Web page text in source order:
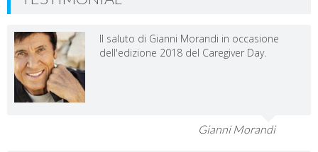
Il saluto di Gianni Morandi in occasione
dell'edizione 2018 del Caregiver Day.
Gianni Morandi